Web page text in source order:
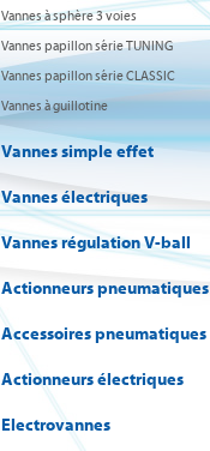
Vannes à sphère 3 voies
Vannes papillon série TUNING
Vannes papillon série CLASSIC
Vannes à guillotine
Vannes simple effet
Vannes électriques
Vannes régulation V-ball
Actionneurs pneumatiques
Accessoires pneumatiques
Actionneurs électriques
Electrovannes